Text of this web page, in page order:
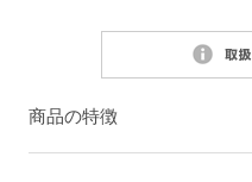
商品の特徴